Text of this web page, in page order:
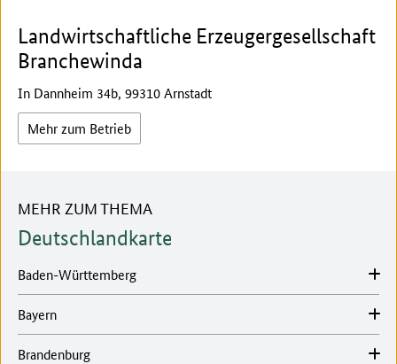
Landwirtschaftliche Erzeugergesellschaft
Branchewinda
In Dannheim 34b, 99310 Arnstadt
Mehr zum Betrieb
MEHR ZUM THEMA
Deutschlandkarte
Baden-Württemberg
Bayern
Brandenburg